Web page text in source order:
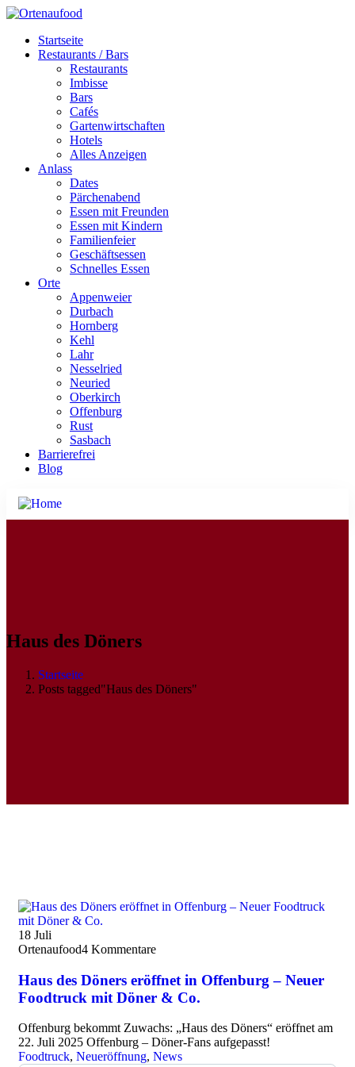
Startseite
Restaurants / Bars
Restaurants
Imbisse
Bars
Cafés
Gartenwirtschaften
Hotels
Alles Anzeigen
Anlass
Dates
Pärchenabend
Essen mit Freunden
Essen mit Kindern
Familienfeier
Geschäftsessen
Schnelles Essen
Orte
Appenweier
Durbach
Hornberg
Kehl
Lahr
Nesselried
Neuried
Oberkirch
Offenburg
Rust
Sasbach
Barrierefrei
Blog
Haus des Döners
Startseite
Posts tagged"Haus des Döners"
18 Juli
Ortenaufood4 Kommentare
Haus des Döners eröffnet in Offenburg – Neuer
Foodtruck mit Döner & Co.
Offenburg bekommt Zuwachs: „Haus des Döners“ eröffnet am
22. Juli 2025 Offenburg – Döner-Fans aufgepasst!
Foodtruck, Neueröffnung, News